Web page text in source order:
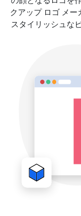
クアップ ロゴ メ
スタイリッシュな